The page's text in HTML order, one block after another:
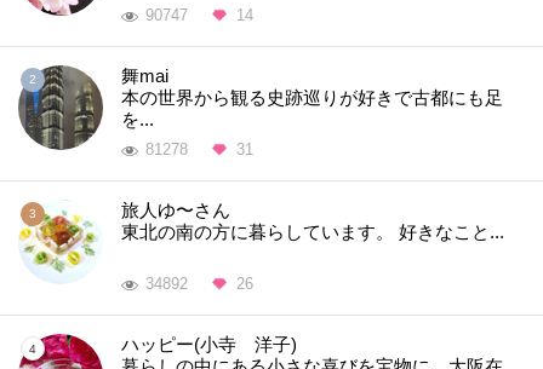
90747 14
舞mai
本の世界から観る史跡巡りが好きで古都にも足
を...
81278 31
旅人ゆ〜さん
東北の南の方に暮らしています。 好きなこと...
34892 26
ハッピー(小寺 洋子)